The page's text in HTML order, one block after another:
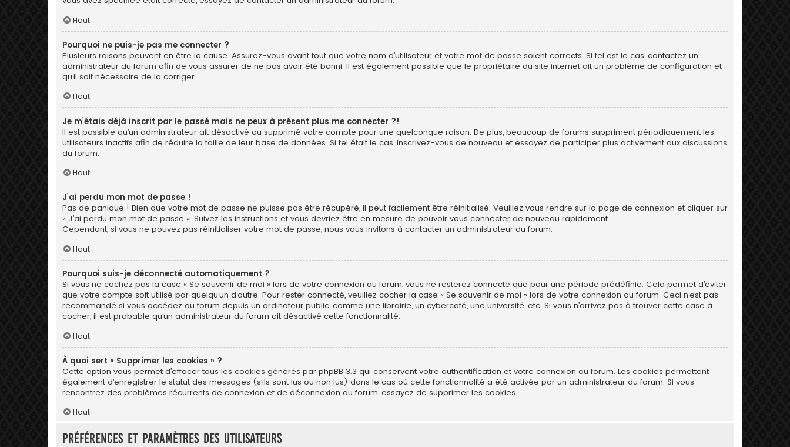
Haut
Pourquoi ne puis-je pas me connecter ?
Plusieurs raisons peuvent en être la cause. Assurez-vous avant tout que votre nom d’utilisateur et votre mot de passe soient corrects. Si tel est le cas, contactez un
administrateur du forum afin de vous assurer de ne pas avoir été banni. Il est également possible que le propriétaire du site internet ait un problème de configuration et
qu’il soit nécessaire de la corriger.
Haut
Je m’étais déjà inscrit par le passé mais ne peux à présent plus me connecter ?!
Il est possible qu’un administrateur ait désactivé ou supprimé votre compte pour une quelconque raison. De plus, beaucoup de forums suppriment périodiquement les
utilisateurs inactifs afin de réduire la taille de leur base de données. Si tel était le cas, inscrivez-vous de nouveau et essayez de participer plus activement aux discussions
du forum.
Haut
J’ai perdu mon mot de passe !
Pas de panique ! Bien que votre mot de passe ne puisse pas être récupéré, il peut facilement être réinitialisé. Veuillez vous rendre sur la page de connexion et cliquer sur
« J’ai perdu mon mot de passe ». Suivez les instructions et vous devriez être en mesure de pouvoir vous connecter de nouveau rapidement.
Cependant, si vous ne pouvez pas réinitialiser votre mot de passe, nous vous invitons à contacter un administrateur du forum.
Haut
Pourquoi suis-je déconnecté automatiquement ?
Si vous ne cochez pas la case « Se souvenir de moi » lors de votre connexion au forum, vous ne resterez connecté que pour une période prédéfinie. Cela permet d’éviter
que votre compte soit utilisé par quelqu’un d’autre. Pour rester connecté, veuillez cocher la case « Se souvenir de moi » lors de votre connexion au forum. Ceci n’est pas
recommandé si vous accédez au forum depuis un ordinateur public, comme une librairie, un cybercafé, une université, etc. Si vous n’arrivez pas à trouver cette case à
cocher, il est probable qu’un administrateur du forum ait désactivé cette fonctionnalité.
Haut
À quoi sert « Supprimer les cookies » ?
Cette option vous permet d’effacer tous les cookies générés par phpBB 3.3 qui conservent votre authentification et votre connexion au forum. Les cookies permettent
également d’enregistrer le statut des messages (s’ils sont lus ou non lus) dans le cas où cette fonctionnalité a été activée par un administrateur du forum. Si vous
rencontrez des problèmes récurrents de connexion et de déconnexion au forum, essayez de supprimer les cookies.
Haut
Préférences et paramètres des utilisateurs